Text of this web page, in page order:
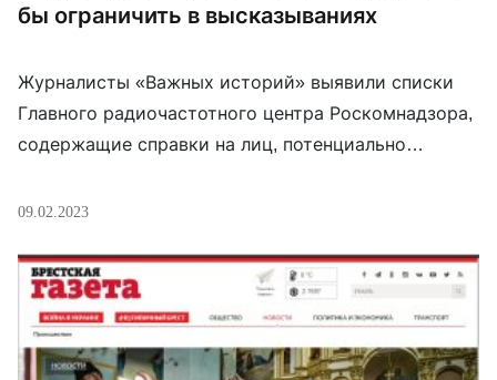
бы ограничить в высказываниях
Журналисты «Важных историй» выявили списки
Главного радиочастотного центра Роскомнадзора,
содержащие справки на лиц, потенциально
иноагентами. Среди 804 таких справок можно
религиоведа Андрея Зубова, а среди лидеров
общественного мнения, за социальными сетями
которых следит РКН, можно найти фамилию
библеиста Андрея Десницкого. Оба, напомним,
09.02.2023